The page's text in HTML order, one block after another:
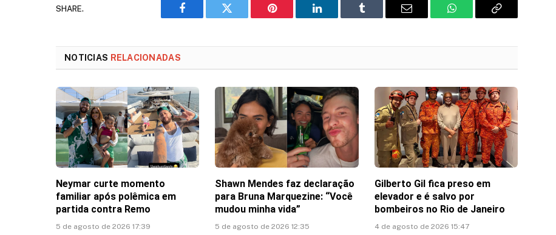
SHARE.
Facebook Twitter Pinterest LinkedIn Tumblr Email WhatsAppCopy
NOTICIAS RELACIONADAS
Neymar curte momento
familiar após polêmica em
partida contra Remo
5 de agosto de 2026 17:39
Shawn Mendes faz declaração
para Bruna Marquezine: “Você
mudou minha vida”
5 de agosto de 2026 12:35
Gilberto Gil fica preso em
elevador e é salvo por
bombeiros no Rio de Janeiro
4 de agosto de 2026 15:47